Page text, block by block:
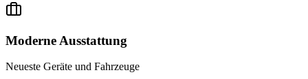
Moderne Ausstattung
Neueste Geräte und Fahrzeuge